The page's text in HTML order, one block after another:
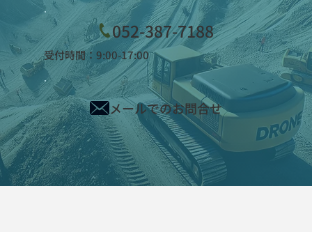
052-387-7188
受付時間：9:00-17:00
メールでのお問合せ